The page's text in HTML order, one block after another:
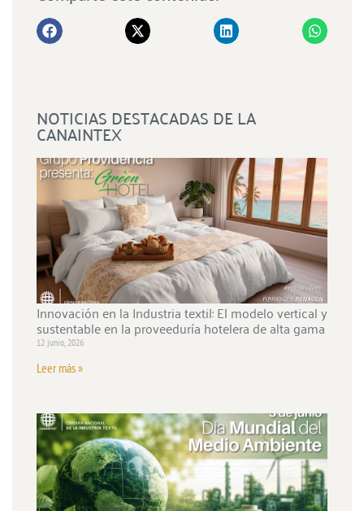
NOTICIAS DESTACADAS DE LA
CANAINTEX
Innovación en la Industria textil: El modelo vertical y
sustentable en la proveeduría hotelera de alta gama
12 junio, 2026
Leer más »